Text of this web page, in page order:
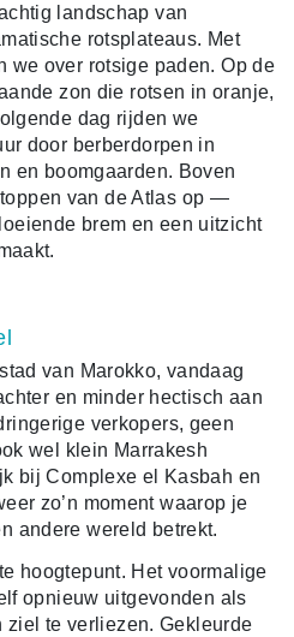
landschap van
rotsplateaus. Met
we over rotsige paden. Op de
zon die rotsen in oranje,
dag rijden we
door berberdorpen in
en boomgaarden. Boven
van de Atlas op —
brem en een uitzicht
van Marokko, vandaag
en minder hectisch aan
verkopers, geen
wel klein Marrakesh
bij Complexe el Kasbah en
zo’n moment waarop je
andere wereld betrekt.
hoogtepunt. Het voormalige
opnieuw uitgevonden als
ziel te verliezen. Gekleurde